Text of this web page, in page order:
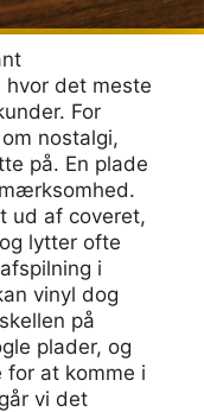
hvor det meste
For
nostalgi,
på. En plade
ud af coveret,
lytter ofte
i
vinyl dog
på
plader, og
for at komme i
vi det